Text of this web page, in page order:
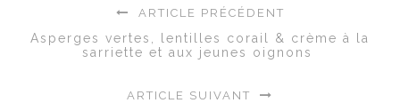
ARTICLE PRÉCÉDENT
Asperges vertes, lentilles corail & crème à la
sarriette et aux jeunes oignons
ARTICLE SUIVANT